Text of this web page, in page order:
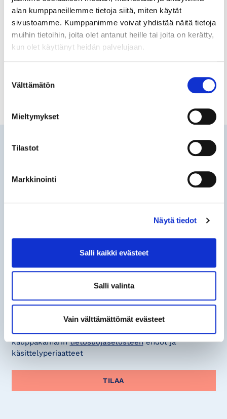
alan kumppaneillemme tietoja siitä, miten käytät
sivustoamme. Kumppanimme voivat yhdistää näitä tietoja
muihin tietoihin, joita olet antanut heille tai joita on kerätty,
kun olet käyttänyt heidän palvelujaan.
valinta
Välttämätön
Mieltymykset
Tilastot
Markkinointi
Näytä tiedot
Salli kaikki evästeet
Salli valinta
Vain välttämättömät evästeet
sparrausohjelmaan!
Helsingin seudun kauppakamari on kumppani
KasvuOpenin Kasvupolku-sparrausohjelmassa.
Haku ohjelmaan on auki 27.1.–12.3.
Tilaa
Helsingin seudun kauppakamarin
Tilaa ilmoitus sähköpostiisi!
Etunimi Sukunimi*
Olen tutustunut ja hyväksyn Helsingin seudun
kauppakamarintietosuojaselosteenehdot ja
käsittelyperiaatteet